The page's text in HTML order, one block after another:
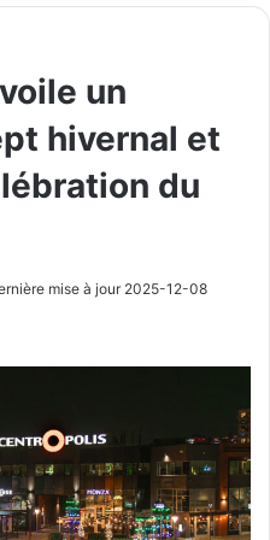
un
hivernal et
du
mise à jour 2025-12-08